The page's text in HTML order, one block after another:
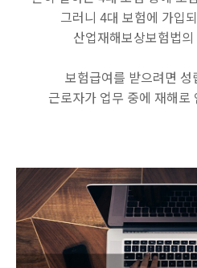
그러니 4대 보험에 가입
산업재해보상보험법
보험급여를 받으려면
근로자가 업무 중에 재해로